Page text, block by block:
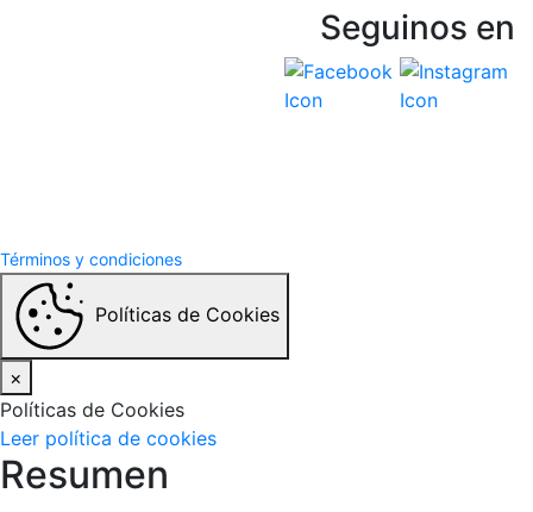
Seguinos en
Términos y condiciones
Políticas de Cookies
×
Políticas de Cookies
Leer política de cookies
Resumen